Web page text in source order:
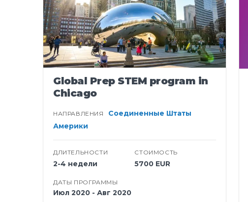
Global Prep STEM program in
Chicago
НАПРАВЛЕНИЯ
Соединенные Штаты
Америки
ДЛИТЕЛЬНОСТИ
2-4 недели
СТОИМОСТЬ
5700 EUR
ДАТЫ ПРОГРАММЫ
Июл 2020 - Авг 2020